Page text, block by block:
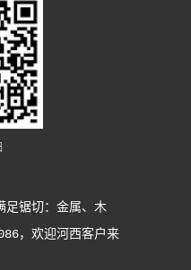
足锯切：金属、木
，欢迎河西客户来